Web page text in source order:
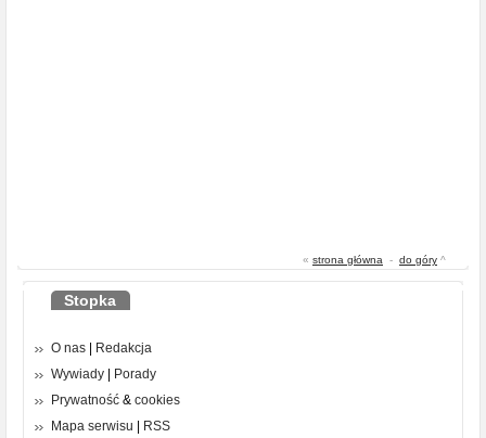
« strona główna - do góry ^
Stopka
O nas
Redakcja
Wywiady
Porady
Prywatność & cookies
Mapa serwisu
RSS